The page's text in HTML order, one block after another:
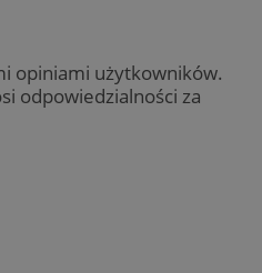
opiniami użytkowników.
odpowiedzialności za